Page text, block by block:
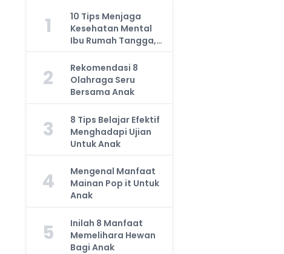
1
10 Tips Menjaga
Kesehatan Mental
Ibu Rumah Tangga,
Jangan Anggap
Remeh!
2
Rekomendasi 8
Olahraga Seru
Bersama Anak
3
8 Tips Belajar Efektif
Menghadapi Ujian
Untuk Anak
4
Mengenal Manfaat
Mainan Pop it Untuk
Anak
5
Inilah 8 Manfaat
Memelihara Hewan
Bagi Anak